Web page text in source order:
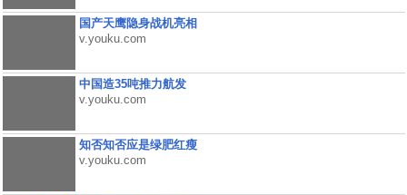
国产天鹰隐身战机亮相
v.youku.com
中国造35吨推力航发
v.youku.com
知否知否应是绿肥红瘦
v.youku.com